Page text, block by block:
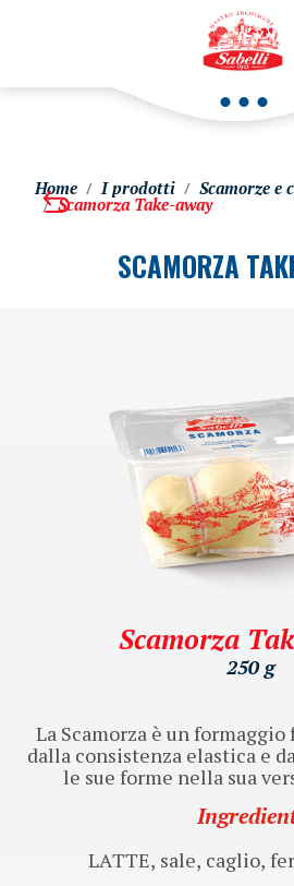
Home I prodotti Scamorze e
Scamorza Take-away
SCAMORZA
Scamorza
250 g
La Scamorza è un formaggio
dalla consistenza elastica e
le sue forme nella sua
LATTE, sale, caglio,